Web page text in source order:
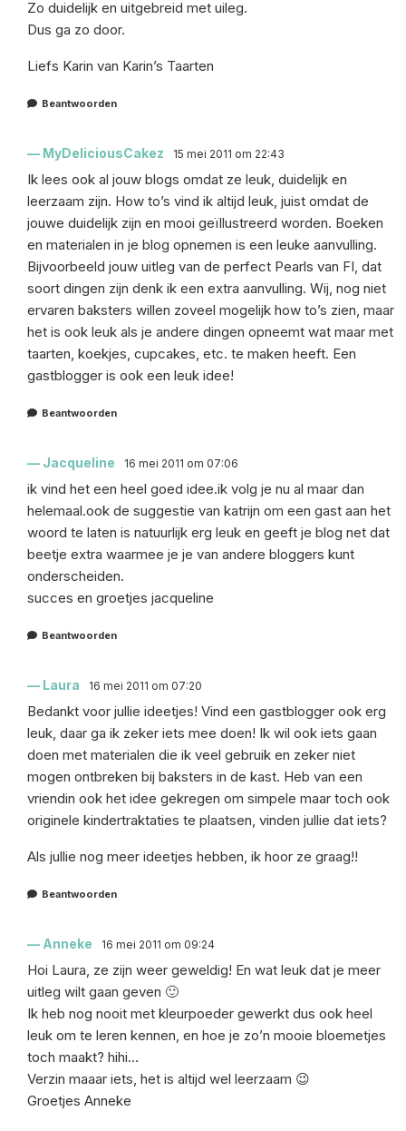
Zo duidelijk en uitgebreid met uileg.
Dus ga zo door.
Liefs Karin van Karin’s Taarten
Beantwoorden
MyDeliciousCakez 15 mei 2011 om 22:43
Ik lees ook al jouw blogs omdat ze leuk, duidelijk en
leerzaam zijn. How to’s vind ik altijd leuk, juist omdat de
jouwe duidelijk zijn en mooi geïllustreerd worden. Boeken
en materialen in je blog opnemen is een leuke aanvulling.
Bijvoorbeeld jouw uitleg van de perfect Pearls van FI, dat
soort dingen zijn denk ik een extra aanvulling. Wij, nog niet
ervaren baksters willen zoveel mogelijk how to’s zien, maar
het is ook leuk als je andere dingen opneemt wat maar met
taarten, koekjes, cupcakes, etc. te maken heeft. Een
gastblogger is ook een leuk idee!
Beantwoorden
Jacqueline 16 mei 2011 om 07:06
ik vind het een heel goed idee.ik volg je nu al maar dan
helemaal.ook de suggestie van katrijn om een gast aan het
woord te laten is natuurlijk erg leuk en geeft je blog net dat
beetje extra waarmee je je van andere bloggers kunt
onderscheiden.
succes en groetjes jacqueline
Beantwoorden
Laura 16 mei 2011 om 07:20
Bedankt voor jullie ideetjes! Vind een gastblogger ook erg
leuk, daar ga ik zeker iets mee doen! Ik wil ook iets gaan
doen met materialen die ik veel gebruik en zeker niet
mogen ontbreken bij baksters in de kast. Heb van een
vriendin ook het idee gekregen om simpele maar toch ook
originele kindertraktaties te plaatsen, vinden jullie dat iets?
Als jullie nog meer ideetjes hebben, ik hoor ze graag!!
Beantwoorden
Anneke 16 mei 2011 om 09:24
Hoi Laura, ze zijn weer geweldig! En wat leuk dat je meer
uitleg wilt gaan geven 🙂
Ik heb nog nooit met kleurpoeder gewerkt dus ook heel
leuk om te leren kennen, en hoe je zo’n mooie bloemetjes
toch maakt? hihi…
Verzin maaar iets, het is altijd wel leerzaam 😉
Groetjes Anneke